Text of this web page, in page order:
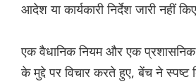
आदेश या कार्यकारी निर्देश जारी नहीं
एक वैधानिक नियम और एक
के मुद्दे पर विचार करते हुए, बेंच ने स्पष्ट